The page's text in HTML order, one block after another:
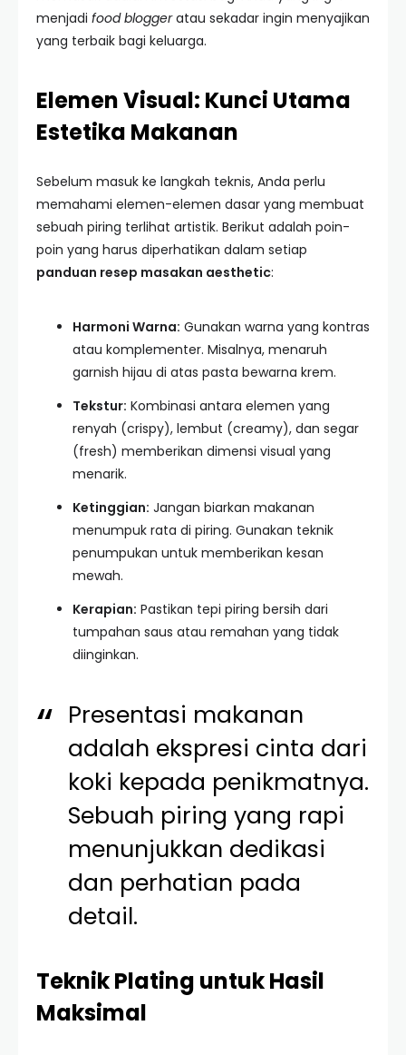
menjadi food bloggeratau sekadar ingin menyajikan
yang terbaik bagi keluarga.
Elemen Visual: Kunci Utama
Estetika Makanan
Sebelum masuk ke langkah teknis, Anda perlu
memahami elemen-elemen dasar yang membuat
sebuah piring terlihat artistik. Berikut adalah poin-
poin yang harus diperhatikan dalam setiap
panduan resep masakan aesthetic:
Harmoni Warna: Gunakan warna yang kontras
atau komplementer. Misalnya, menaruh
garnish hijau di atas pasta bewarna krem.
Tekstur: Kombinasi antara elemen yang
renyah (crispy), lembut (creamy), dan segar
(fresh) memberikan dimensi visual yang
menarik.
Ketinggian: Jangan biarkan makanan
menumpuk rata di piring. Gunakan teknik
penumpukan untuk memberikan kesan
mewah.
Kerapian: Pastikan tepi piring bersih dari
tumpahan saus atau remahan yang tidak
diinginkan.
Presentasi makanan
adalah ekspresi cinta dari
koki kepada penikmatnya.
Sebuah piring yang rapi
menunjukkan dedikasi
dan perhatian pada
detail.
Teknik Plating untuk Hasil
Maksimal